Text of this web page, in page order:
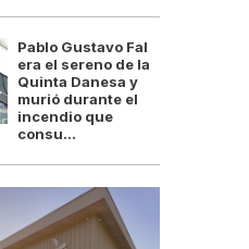
Pablo Gustavo Fal
era el sereno de la
Quinta Danesa y
murió durante el
incendio que
consu...